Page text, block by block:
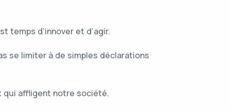
temps d’innover et d’agir.
se limiter à de simples déclarations
qui affligent notre société.